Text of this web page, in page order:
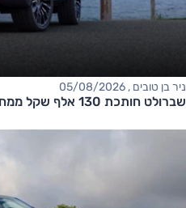
ניר בן טובים , 05/08/2026
שברולט חותכת 130 אלף שקל ממחיר הטאהו